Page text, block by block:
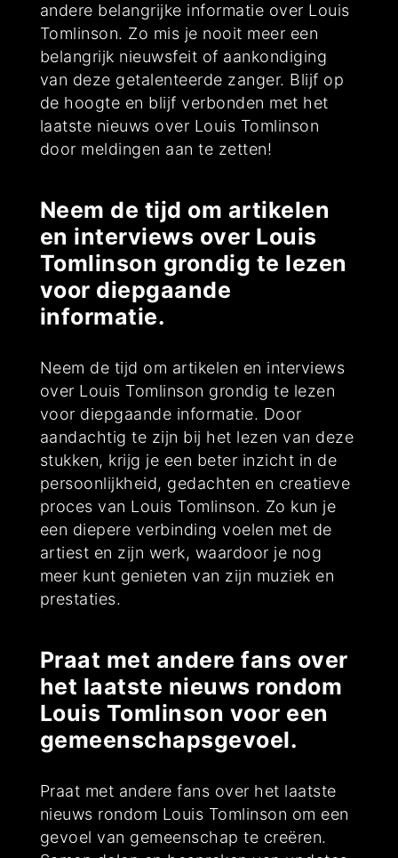
andere belangrijke informatie over Louis
Tomlinson. Zo mis je nooit meer een
belangrijk nieuwsfeit of aankondiging
van deze getalenteerde zanger. Blijf op
de hoogte en blijf verbonden met het
laatste nieuws over Louis Tomlinson
door meldingen aan te zetten!
Neem de tijd om artikelen
en interviews over Louis
Tomlinson grondig te lezen
voor diepgaande
informatie.
Neem de tijd om artikelen en interviews
over Louis Tomlinson grondig te lezen
voor diepgaande informatie. Door
aandachtig te zijn bij het lezen van deze
stukken, krijg je een beter inzicht in de
persoonlijkheid, gedachten en creatieve
proces van Louis Tomlinson. Zo kun je
een diepere verbinding voelen met de
artiest en zijn werk, waardoor je nog
meer kunt genieten van zijn muziek en
prestaties.
Praat met andere fans over
het laatste nieuws rondom
Louis Tomlinson voor een
gemeenschapsgevoel.
Praat met andere fans over het laatste
nieuws rondom Louis Tomlinson om een
gevoel van gemeenschap te creëren.